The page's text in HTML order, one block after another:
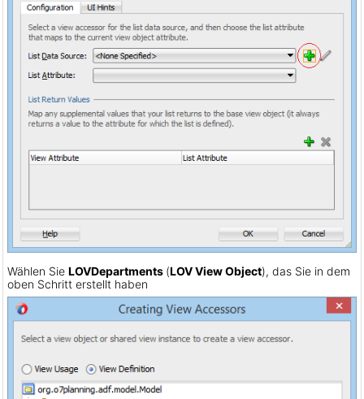
Wählen Sie LOVDepartments (LOV View Object), das Sie in dem
oben Schritt erstellt haben